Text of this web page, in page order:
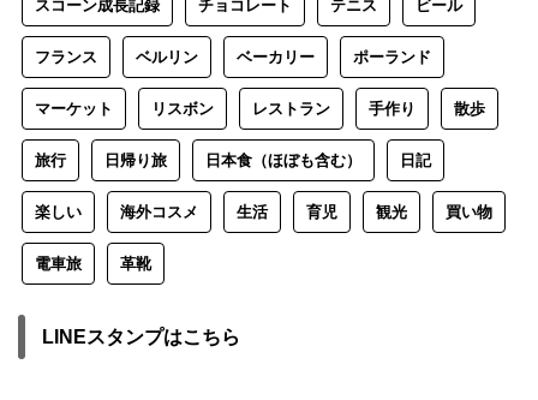
スコーン成長記録 チョコレート テニス ビール
フランス ベルリン ベーカリー ポーランド
マーケット リスボン レストラン 手作り 散歩
旅行 日帰り旅 日本食（ほぼも含む） 日記
楽しい 海外コスメ 生活 育児 観光 買い物
電車旅 革靴
LINEスタンプはこちら